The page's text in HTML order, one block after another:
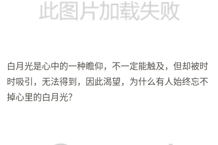
白月光是心中的一种瞻仰，不一定能触及，但却被时
时吸引，无法得到，因此渴望，为什么有人始终忘不
掉心里的白月光？